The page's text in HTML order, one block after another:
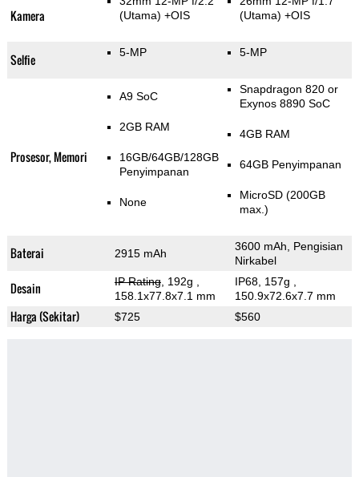
Kamera
(Utama) +OIS
(Utama) +OIS
Selfie 5-MP 5-MP
Prosesor, Memori
A9 SoC
2GB RAM
16GB/64GB/128GB
Penyimpanan
None
Snapdragon 820 or
Exynos 8890 SoC
4GB RAM
64GB Penyimpanan
MicroSD (200GB
max.)
Baterai 2915 mAh
3600 mAh, Pengisian
Nirkabel
Desain IP Rating, 192g
158.1x77.8x7.1 mm
IP68, 157g
150.9x72.6x7.7 mm
Harga (Sekitar) $725 $560